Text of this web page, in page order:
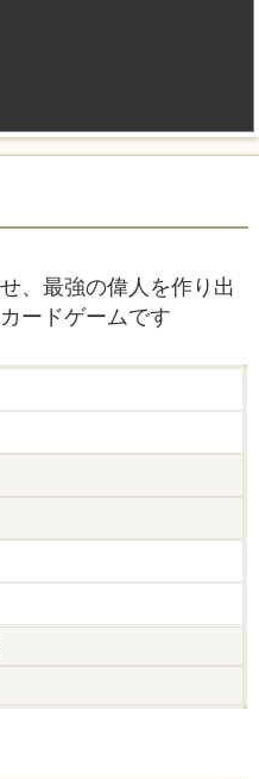
、最強の偉人を作り出
ードゲームです